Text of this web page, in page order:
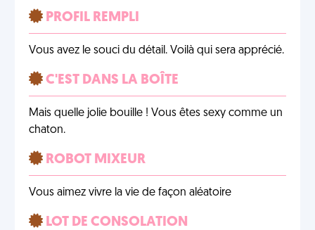
PROFIL REMPLI
Vous avez le souci du détail. Voilà qui sera apprécié.
C'EST DANS LA BOÎTE
Mais quelle jolie bouille ! Vous êtes sexy comme un
chaton.
ROBOT MIXEUR
Vous aimez vivre la vie de façon aléatoire
LOT DE CONSOLATION